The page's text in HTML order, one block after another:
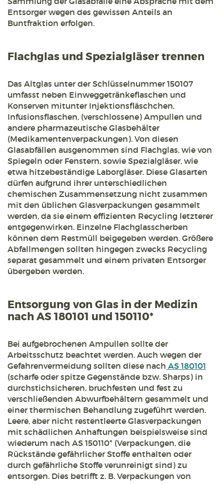
Entsorger wegen des gewissen Anteils an
Buntfraktion erfolgen.
Flachglas und Spezialgläser trennen
Das Altglas unter der Schlüsselnummer 150107
umfasst neben Einweggetränkeflaschen und
Konserven mitunter Injektionsfläschchen,
Infusionsflaschen, (verschlossene) Ampullen und
andere pharmazeutische Glasbehälter
(Medikamentenverpackungen). Von diesen
Glasabfällen ausgenommen sind Flachglas, wie von
Spiegeln oder Fenstern, sowie Spezialgläser, wie
etwa hitzebeständige Laborgläser. Diese Glasarten
dürfen aufgrund ihrer unterschiedlichen
chemischen Zusammensetzung nicht zusammen
mit den üblichen Glasverpackungen gesammelt
werden, da sie einem effizienten Recycling letzterer
entgegenwirken. Einzelne Flachglasscherben
können dem Restmüll beigegeben werden. Größere
Abfallmengen sollten hingegen zwecks Recycling
separat gesammelt und einem privaten Entsorger
übergeben werden.
Entsorgung von Glas in der Medizin
nach AS 180101 und 150110*
Bei aufgebrochenen Ampullen sollte der
Arbeitsschutz beachtet werden. Auch wegen der
Gefahrenvermeidung sollten diese nach AS 180101
(scharfe oder spitze Gegenstände bzw. Sharps) in
durchstichsicheren, bruchfesten und fest zu
verschließenden Abwurfbehältern gesammelt und
einer thermischen Behandlung zugeführt werden.
Leere, aber nicht restentleerte Glasverpackungen
mit schädlichen Anhaftungen beispielsweise sind
wiederum nach AS 150110* (Verpackungen, die
Rückstände gefährlicher Stoffe enthalten oder
durch gefährliche Stoffe verunreinigt sind) zu
entsorgen. Dies betrifft z. B. Verpackungen von